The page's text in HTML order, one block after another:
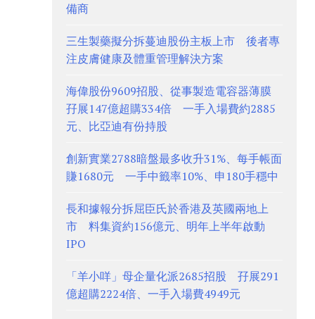
備商
三生製藥擬分拆蔓迪股份主板上市 後者專
注皮膚健康及體重管理解決方案
海偉股份9609招股、從事製造電容器薄膜
孖展147億超購334倍 一手入場費約2885
元、比亞迪有份持股
創新實業2788暗盤最多收升31%、每手帳面
賺1680元 一手中籤率10%、申180手穩中
長和據報分拆屈臣氏於香港及英國兩地上
市 料集資約156億元、明年上半年啟動
IPO
「羊小咩」母企量化派2685招股 孖展291
億超購2224倍、一手入場費4949元